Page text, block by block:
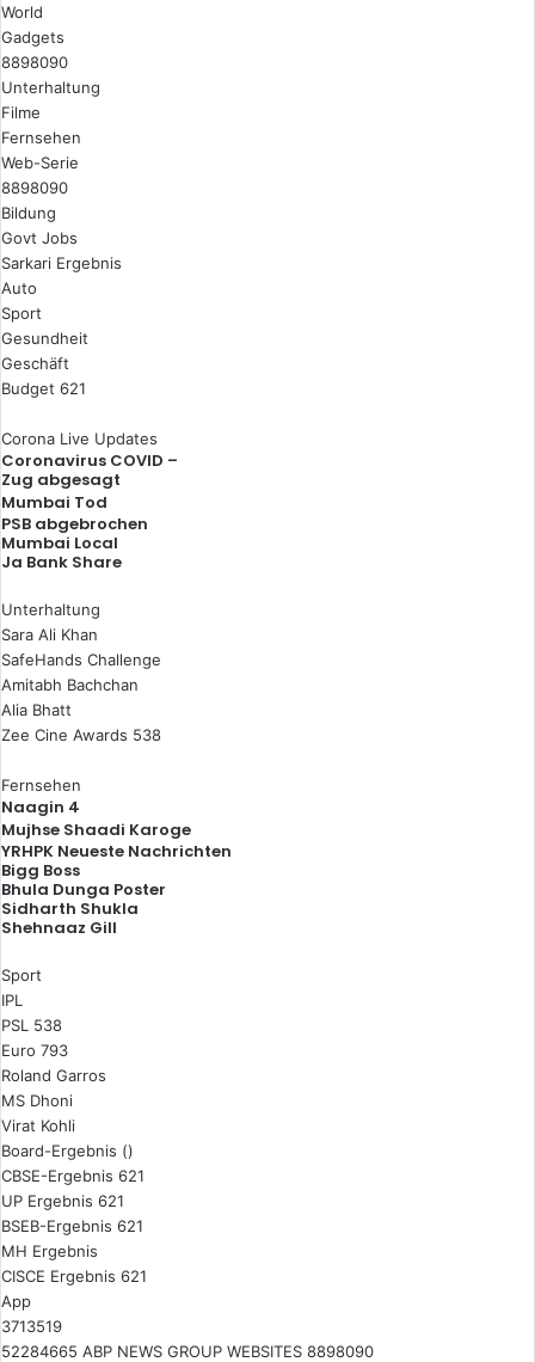
World
Gadgets
8898090
Unterhaltung
Filme
Fernsehen
Web-Serie
8898090
Bildung
Govt Jobs
Sarkari Ergebnis
Auto
Sport
Gesundheit
Geschäft
Budget 621
Corona Live Updates
Coronavirus COVID –
Zug abgesagt
Mumbai Tod
PSB abgebrochen
Mumbai Local
Ja Bank Share
Unterhaltung
Sara Ali Khan
SafeHands Challenge
Amitabh Bachchan
Alia Bhatt
Zee Cine Awards 538
Fernsehen
Naagin 4
Mujhse Shaadi Karoge
YRHPK Neueste Nachrichten
Bigg Boss
Bhula Dunga Poster
Sidharth Shukla
Shehnaaz Gill
Sport
IPL
PSL 538
Euro 793
Roland Garros
MS Dhoni
Virat Kohli
Board-Ergebnis ()
CBSE-Ergebnis 621
UP Ergebnis 621
BSEB-Ergebnis 621
MH Ergebnis
CISCE Ergebnis 621
App
3713519
52284665 ABP NEWS GROUP WEBSITES 8898090